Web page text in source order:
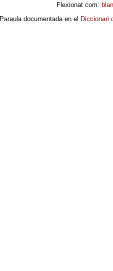
Flexionat com:
Paraula documentada en el Diccionari